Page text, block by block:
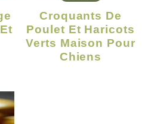
Croquants De
Poulet Et Haricots
Verts Maison Pour
Chiens